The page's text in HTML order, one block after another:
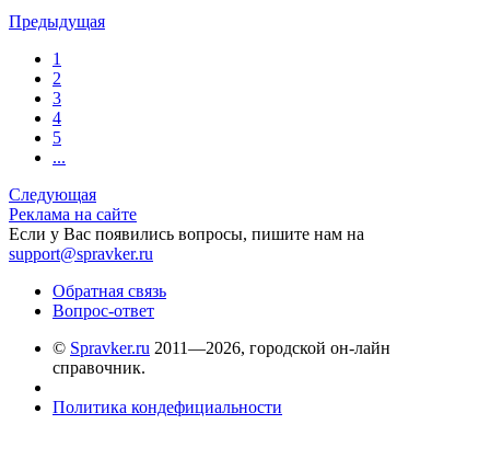
Предыдущая
1
2
3
4
5
...
Следующая
Реклама на сайте
Если у Вас появились вопросы, пишите нам на
support@spravker.ru
Обратная связь
Вопрос-ответ
© Spravker.ru 2011—2026, городской он-лайн
справочник.
Политика кондефициальности